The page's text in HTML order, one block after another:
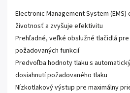
Electronic Management System
životnosť a zvyšuje efektivitu
Prehľadné, veľké obslužné tlačidlá
požadovaných funkcií
Predvoľba hodnoty tlaku s
dosiahnutí požadovaného tlaku
Nízkotlakový výstup pre maximálny